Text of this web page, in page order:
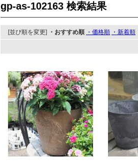
gp-as-102163 検索結果
[並び順を変更] ・おすすめ順 ・価格順 ・新着順